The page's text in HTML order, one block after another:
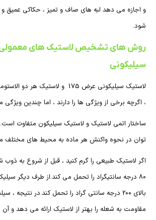
و اجازه می دهد لبه های صاف و تمیز ، حکاکی عمیق و
شود.
روش های تشخیص لاستیک های معمولی
سیلیکونی
لاستیک سیلیکونی عرض 175 و لاستیک
، اگرچه برخی از ویژگی ها را دارند ، اما چندین ویژگی
ساختار اتمی لاستیک و لاستیک سیلیکون متفاوت
توان در نحوه واکنش هر ماده به محیط های مختلف
اگر لاستیک طبیعی را گرم کنید ، قبل از شروع به
80 درجه سانتیگراد را تحمل می کند.از طرف دیگر
بالای 200 درجه سانتی گراد را تحمل کند.در نتیجه
مقاومت به شعله را بهتر از لاستیک ارائه می دهد و آن